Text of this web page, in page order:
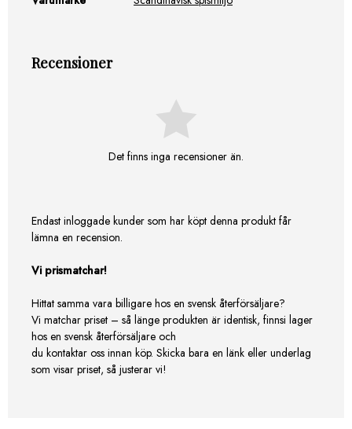
Recensioner
Det finns inga recensioner än.
Endast inloggade kunder som har köpt denna produkt får
lämna en recension.
Vi prismatchar!
Hittat samma vara billigare hos en svensk återförsäljare?
Vi matchar priset – så länge produkten är identisk, finnsi lager
hos en svensk återförsäljare och
du kontaktar oss innan köp. Skicka bara en länk eller underlag
som visar priset, så justerar vi!